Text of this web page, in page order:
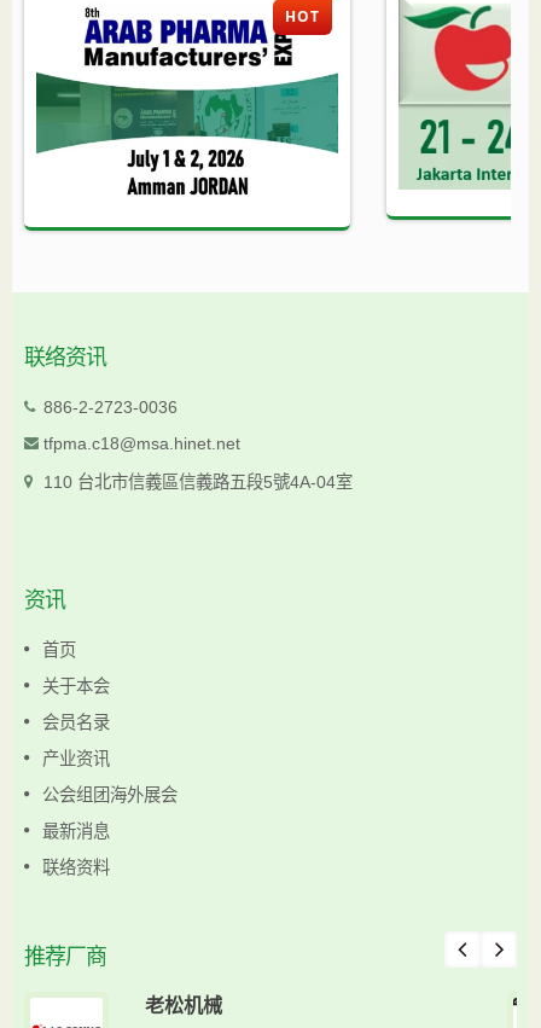
HOT
联络资讯
886-2-2723-0036
tfpma.c18@msa.hinet.net
110 台北市信義區信義路五段5號4A-04室
资讯
首页
关于本会
会员名录
产业资讯
公会组团海外展会
最新消息
联络资料
推荐厂商
老松机械